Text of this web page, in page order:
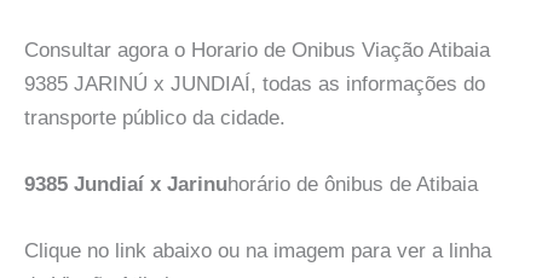
Consultar agora o Horario de Onibus Viação Atibaia
9385 JARINÚ x JUNDIAÍ, todas as informações do
transporte público da cidade.
9385 Jundiaí x Jarinuhorário de ônibus de Atibaia
Clique no link abaixo ou na imagem para ver a linha